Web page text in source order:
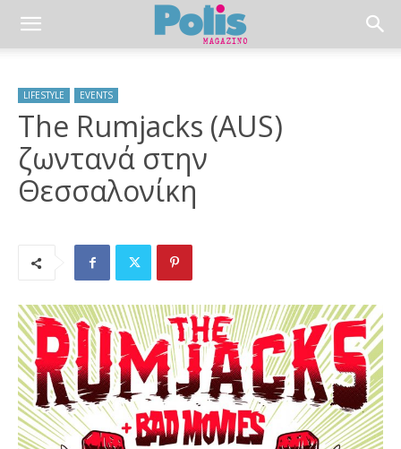
LIFESTYLE EVENTS
The Rumjacks (AUS)
ζωντανά στην
Θεσσαλονίκη